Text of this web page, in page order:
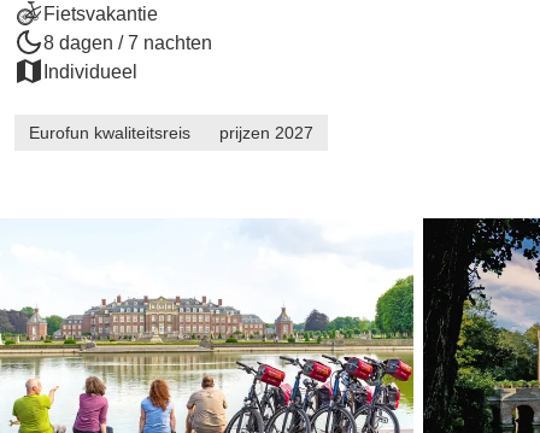
Fietsvakantie
8 dagen / 7 nachten
Individueel
Eurofun kwaliteitsreis prijzen 2027